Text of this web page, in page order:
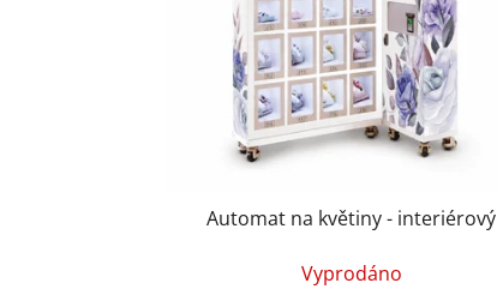
Automat na květiny - interiérový
Vyprodáno